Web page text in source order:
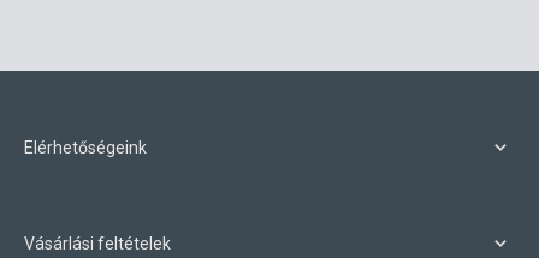
Elérhetőségeink
Vásárlási feltételek